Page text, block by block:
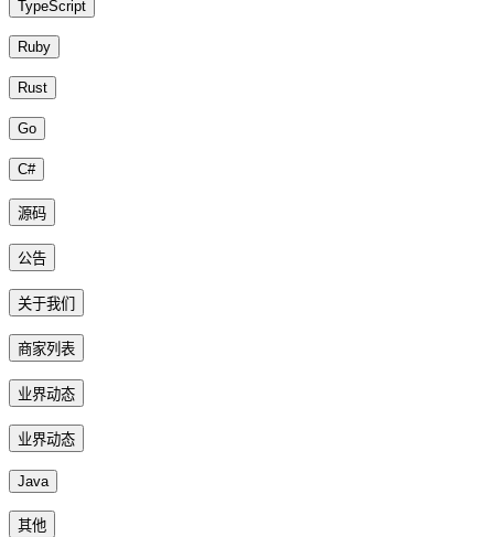
TypeScript
Ruby
Rust
Go
C#
源码
公告
关于我们
商家列表
业界动态
业界动态
Java
其他